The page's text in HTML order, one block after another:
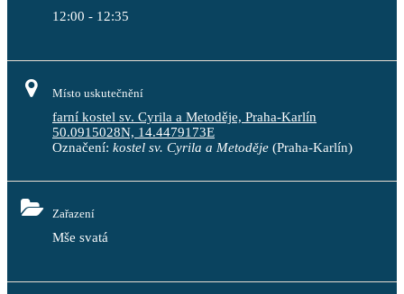
12:00 - 12:35
Místo uskutečnění
farní kostel sv. Cyrila a Metoděje, Praha-Karlín
50.0915028N, 14.4479173E
Označení: kostel sv. Cyrila a Metoděje (Praha-Karlín)
Zařazení
Mše svatá